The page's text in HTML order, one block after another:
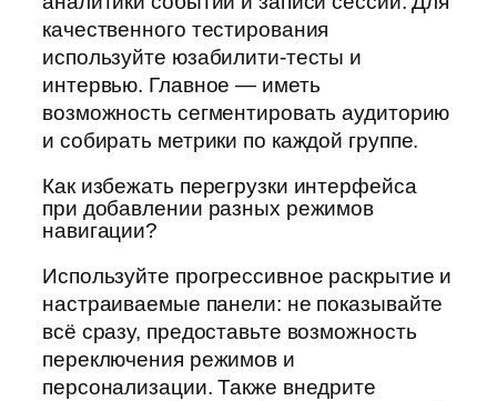
качественного тестирования
используйте юзабилити-тесты и
интервью. Главное — иметь
возможность сегментировать аудиторию
и собирать метрики по каждой группе.
Как избежать перегрузки интерфейса
при добавлении разных режимов
навигации?
Используйте прогрессивное раскрытие и
настраиваемые панели: не показывайте
всё сразу, предоставьте возможность
переключения режимов и
персонализации. Также внедрите